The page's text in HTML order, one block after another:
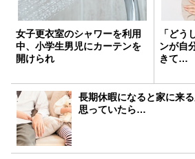
女子更衣室のシャワーを利用
中、小学生男児にカーテンを
開けられ
「どう
ンが自
きて…
長期休暇になると家に来
思っていたら…